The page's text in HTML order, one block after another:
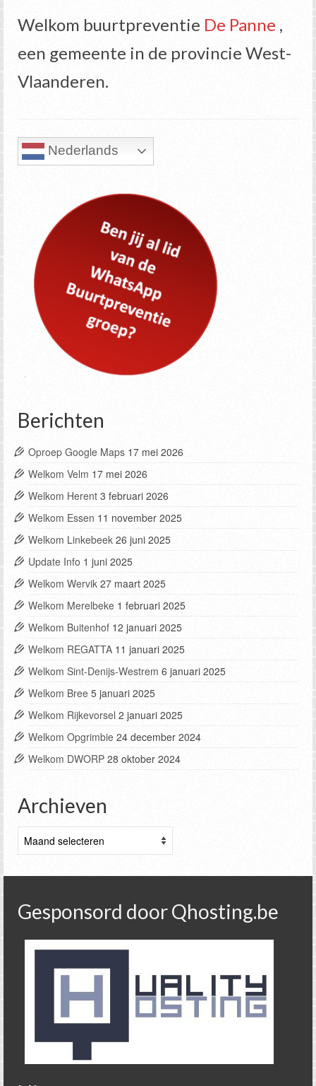
Welkom buurtpreventie De Panne ,
een gemeente in de provincie West-
Vlaanderen.
Nederlands
Berichten
Oproep Google Maps 17 mei 2026
Welkom Velm 17 mei 2026
Welkom Herent 3 februari 2026
Welkom Essen 11 november 2025
Welkom Linkebeek 26 juni 2025
Update Info 1 juni 2025
Welkom Wervik 27 maart 2025
Welkom Merelbeke 1 februari 2025
Welkom Buitenhof 12 januari 2025
Welkom REGATTA 11 januari 2025
Welkom Sint-Denijs-Westrem 6 januari 2025
Welkom Bree 5 januari 2025
Welkom Rijkevorsel 2 januari 2025
Welkom Opgrimbie 24 december 2024
Welkom DWORP 28 oktober 2024
Archieven
Gesponsord door Qhosting.be